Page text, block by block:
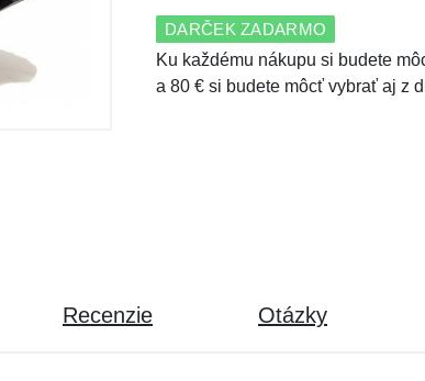
DARČEK ZADARMO
Ku každému nákupu si budete
a 80 € si budete môcť vybrať aj z
Recenzie Otázky